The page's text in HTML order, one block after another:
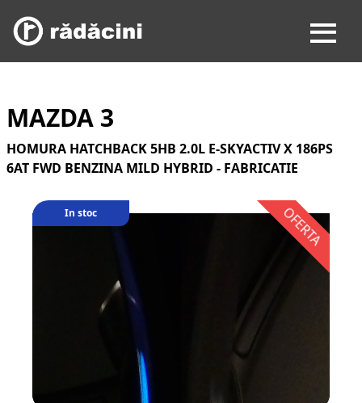
MAZDA 3
HOMURA HATCHBACK 5HB 2.0L E-SKYACTIV X 186PS
6AT FWD BENZINA MILD HYBRID - FABRICATIE
In stoc